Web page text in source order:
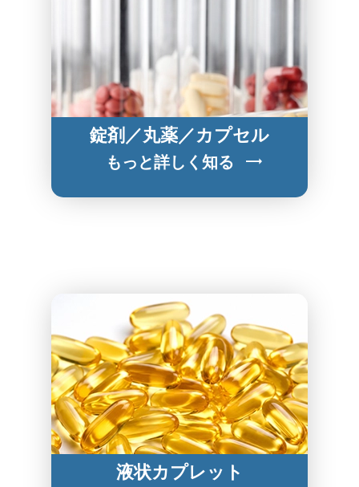
錠剤／丸薬／カプセル
もっと詳しく知る
液状カプレット